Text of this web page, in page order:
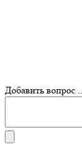
Добавить вопрос ...